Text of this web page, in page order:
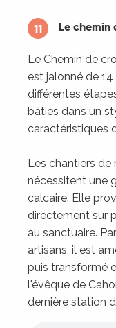
11 Le chemin
Le Chemin de
est jalonné de
différentes
bâties dans un
caractéristiques
Les chantiers
nécessitent une
calcaire. Elle
directement sur
au sanctuaire.
artisans, il est
puis transformé
l'évêque de
dernière station